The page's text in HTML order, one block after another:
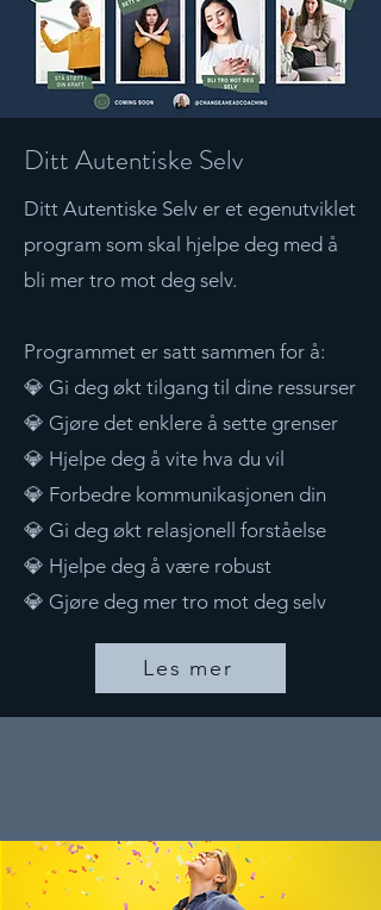
Ditt Autentiske Selv
Ditt Autentiske Selv er et egenutviklet
program som skal hjelpe deg med å
bli mer tro mot deg selv.
​Programmet er satt sammen for å:
💎 Gi deg økt tilgang til dine ressurser
💎 Gjøre det enklere å sette grenser
💎 Hjelpe deg å vite hva du vil
💎 Forbedre kommunikasjonen din
💎 Gi deg økt relasjonell forståelse
💎 Hjelpe deg å være robust
💎 Gjøre deg mer tro mot deg selv
Les mer